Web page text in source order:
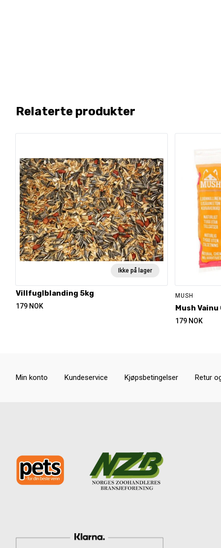
Relaterte produkter
Ikke på lager
Villfuglblanding 5kg
179 NOK
MUSH
Mush
179 NOK
Min konto Kundeservice Kjøpsbetingelser Retur